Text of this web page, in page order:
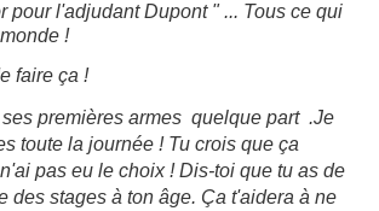
pour l'adjudant Dupont " ... Tous ce qui
!
faire ça !
ses premières armes quelque part .Je
toute la journée ! Tu crois que ça
pas eu le choix ! Dis-toi que tu as de
des stages à ton âge. Ça t'aidera à ne